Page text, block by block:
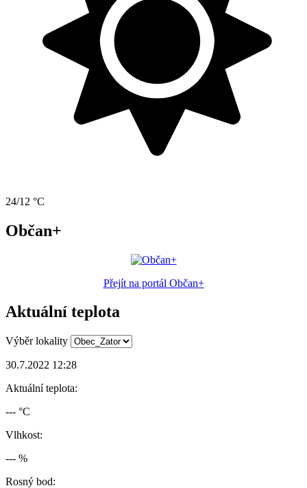
24/12 °C
Občan+
Přejít na portál Občan+
Aktuální teplota
Výběr lokality
30.7.2022 12:28
Aktuální teplota:
--- °C
Vlhkost:
--- %
Rosný bod: